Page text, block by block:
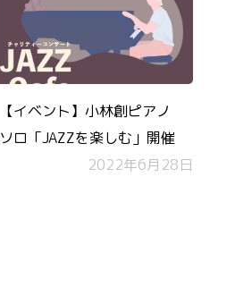
【イベント】小林創ピアノ
ソロ「JAZZを楽しむ」開催
2022年6月28日